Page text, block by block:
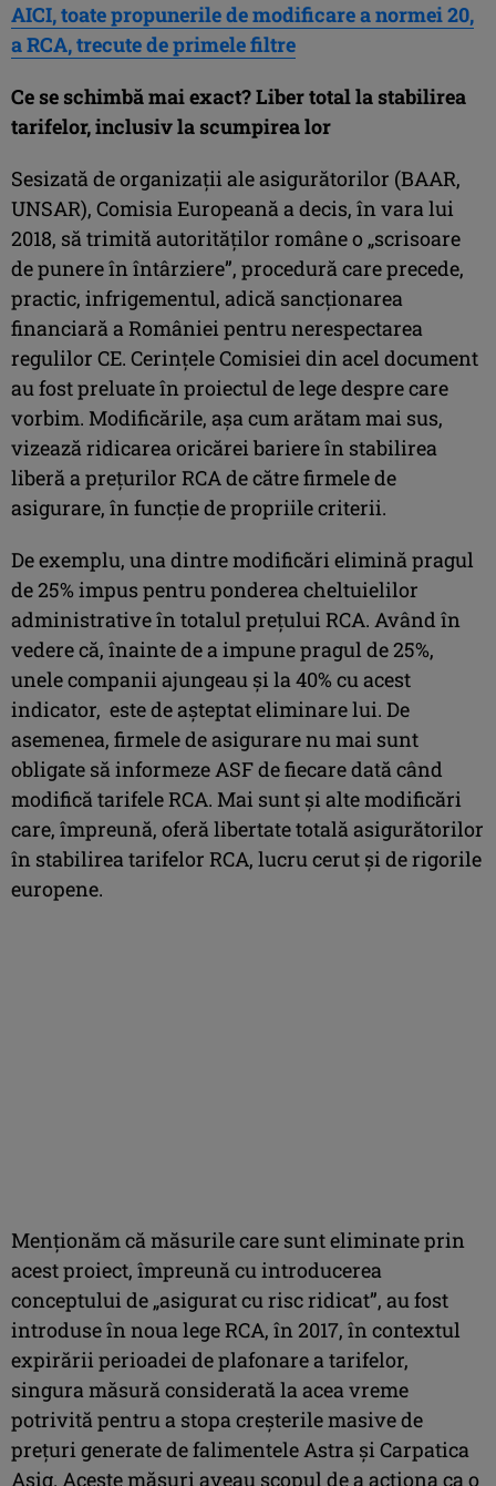
AICI, toate propunerile de modificare a normei 20,
a RCA, trecute de primele filtre
Ce se schimbă mai exact? Liber total la stabilirea
tarifelor, inclusiv la scumpirea lor
Sesizată de organizații ale asigurătorilor (BAAR,
UNSAR), Comisia Europeană a decis, în vara lui
2018, să trimită autorităților române o „scrisoare
de punere în întârziere”, procedură care precede,
practic, infrigementul, adică sancționarea
financiară a României pentru nerespectarea
regulilor CE. Cerințele Comisiei din acel document
au fost preluate în proiectul de lege despre care
vorbim. Modificările, așa cum arătam mai sus,
vizează ridicarea oricărei bariere în stabilirea
liberă a prețurilor RCA de către firmele de
asigurare, în funcție de propriile criterii.
De exemplu, una dintre modificări elimină pragul
de 25% impus pentru ponderea cheltuielilor
administrative în totalul prețului RCA. Având în
vedere că, înainte de a impune pragul de 25%,
unele companii ajungeau și la 40% cu acest
indicator, este de așteptat eliminare lui. De
asemenea, firmele de asigurare nu mai sunt
obligate să informeze ASF de fiecare dată când
modifică tarifele RCA. Mai sunt și alte modificări
care, împreună, oferă libertate totală asigurătorilor
în stabilirea tarifelor RCA, lucru cerut și de rigorile
europene.
Menționăm că măsurile care sunt eliminate prin
acest proiect, împreună cu introducerea
conceptului de „asigurat cu risc ridicat”, au fost
introduse în noua lege RCA, în 2017, în contextul
expirării perioadei de plafonare a tarifelor,
singura măsură considerată la acea vreme
potrivită pentru a stopa creșterile masive de
prețuri generate de falimentele Astra și Carpatica
Asig. Aceste măsuri aveau scopul de a acționa ca o